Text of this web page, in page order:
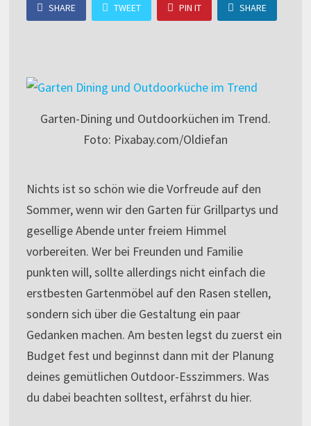
SHARE TWEET PIN IT SHARE
Garten-Dining und Outdoorküchen im Trend.
Foto: Pixabay.com/Oldiefan
Nichts ist so schön wie die Vorfreude auf den
Sommer, wenn wir den Garten für Grillpartys und
gesellige Abende unter freiem Himmel
vorbereiten. Wer bei Freunden und Familie
punkten will, sollte allerdings nicht einfach die
erstbesten Gartenmöbel auf den Rasen stellen,
sondern sich über die Gestaltung ein paar
Gedanken machen. Am besten legst du zuerst ein
Budget fest und beginnst dann mit der Planung
deines gemütlichen Outdoor-Esszimmers. Was
du dabei beachten solltest, erfährst du hier.